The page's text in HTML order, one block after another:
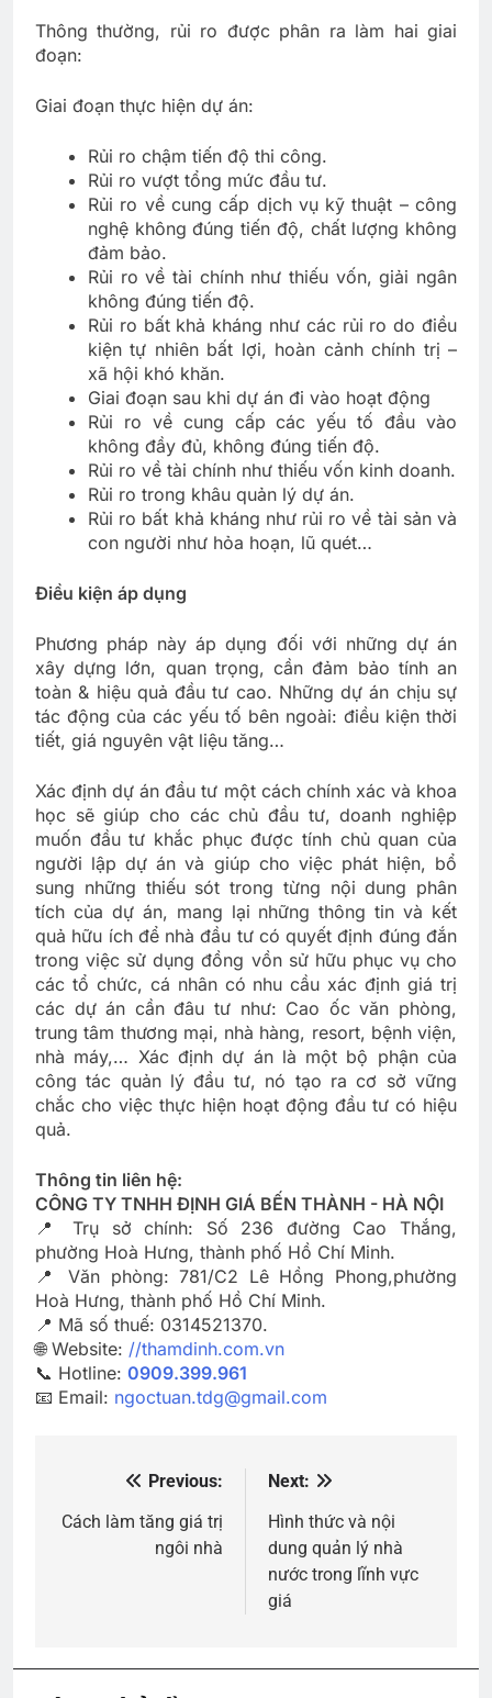
Thông thường, rủi ro được phân ra làm hai giai
đoạn:
Giai đoạn thực hiện dự án:
Rủi ro chậm tiến độ thi công.
Rủi ro vượt tổng mức đầu tư.
Rủi ro về cung cấp dịch vụ kỹ thuật – công
nghệ không đúng tiến độ, chất lượng không
đảm bảo.
Rủi ro về tài chính như thiếu vốn, giải ngân
không đúng tiến độ.
Rủi ro bất khả kháng như các rủi ro do điều
kiện tự nhiên bất lợi, hoàn cảnh chính trị –
xã hội khó khăn.
Giai đoạn sau khi dự án đi vào hoạt động
Rủi ro về cung cấp các yếu tố đầu vào
không đầy đủ, không đúng tiến độ.
Rủi ro về tài chính như thiếu vốn kinh doanh.
Rủi ro trong khâu quản lý dự án.
Rủi ro bất khả kháng như rủi ro về tài sản và
con người như hỏa hoạn, lũ quét…
Điều kiện áp dụng
Phương pháp này áp dụng đối với những dự án
xây dựng lớn, quan trọng, cần đảm bảo tính an
toàn & hiệu quả đầu tư cao. Những dự án chịu sự
tác động của các yếu tố bên ngoài: điều kiện thời
tiết, giá nguyên vật liệu tăng…
Xác định dự án đầu tư một cách chính xác và khoa
học sẽ giúp cho các chủ đầu tư, doanh nghiệp
muốn đầu tư khắc phục được tính chủ quan của
người lập dự án và giúp cho việc phát hiện, bổ
sung những thiếu sót trong từng nội dung phân
tích của dự án, mang lại những thông tin và kết
quả hữu ích để nhà đầu tư có quyết định đúng đắn
trong việc sử dụng đồng vồn sử hữu phục vụ cho
các tổ chức, cá nhân có nhu cầu xác định giá trị
các dự án cần đâu tư như: Cao ốc văn phòng,
trung tâm thương mại, nhà hàng, resort, bệnh viện,
nhà máy,… Xác định dự án là một bộ phận của
công tác quản lý đầu tư, nó tạo ra cơ sở vững
chắc cho việc thực hiện hoạt động đầu tư có hiệu
quả.
Thông tin liên hệ:
CÔNG TY TNHH ĐỊNH GIÁ BẾN THÀNH - HÀ NỘI
📍 Trụ sở chính: Số 236 đường Cao Thắng,
phường Hoà Hưng, thành phố Hồ Chí Minh.
📍 Văn phòng: 781/C2 Lê Hồng Phong,phường
Hoà Hưng, thành phố Hồ Chí Minh.
📍 Mã số thuế: 0314521370.
🌐 Website: //thamdinh.com.vn
📞 Hotline: 0909.399.961
📧 Email: ngoctuan.tdg@gmail.com
hướng
Previous:
Cách làm tăng giá trị
ngôi nhà
Next:
Hình thức và nội
dung quản lý nhà
nước trong lĩnh vực
giá